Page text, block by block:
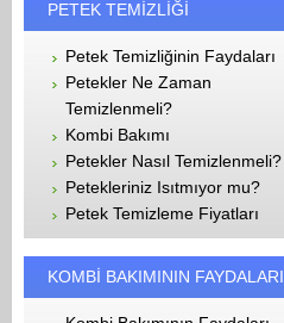
PETEK TEMİZLİĞİ
Petek Temizliğinin Faydaları
Petekler Ne Zaman
Temizlenmeli?
Kombi Bakımı
Petekler Nasıl Temizlenmeli?
Petekleriniz Isıtmıyor mu?
Petek Temizleme Fiyatları
KOMBİ BAKIMININ FAYDALARI